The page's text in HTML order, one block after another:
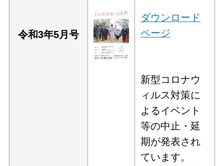
令和3年5月号
ダウンロード
ページ
新型コロナウ
ィルス対策に
よるイベント
等の中止・延
期が発表され
ています。